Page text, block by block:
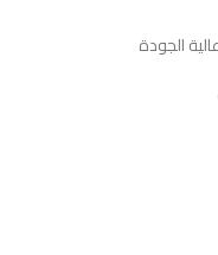
الجودة